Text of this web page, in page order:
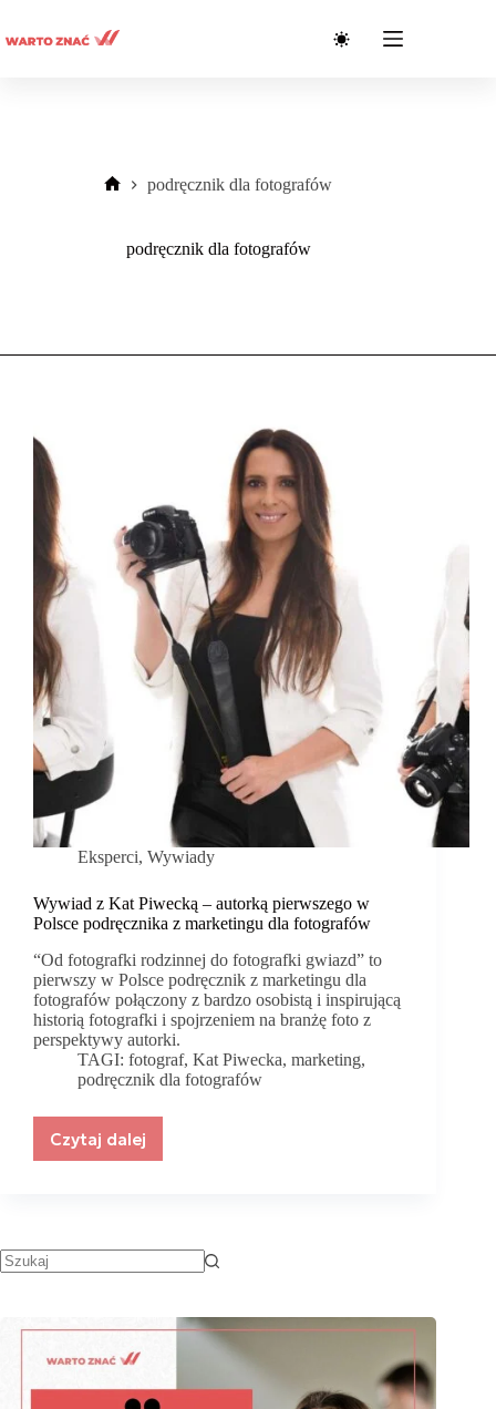
treści
podręcznik dla fotografów
podręcznik dla fotografów
Eksperci, Wywiady
Wywiad z Kat Piwecką – autorką pierwszego w
Polsce podręcznika z marketingu dla fotografów
“Od fotografki rodzinnej do fotografki gwiazd” to
pierwszy w Polsce podręcznik z marketingu dla
fotografów połączony z bardzo osobistą i inspirującą
historią fotografki i spojrzeniem na branżę foto z
perspektywy autorki.
TAGI: fotograf,Kat Piwecka,marketing,
podręcznik dla fotografów
Czytaj dalej
Wywiad
autorką
pierwszego
podręcznika
z